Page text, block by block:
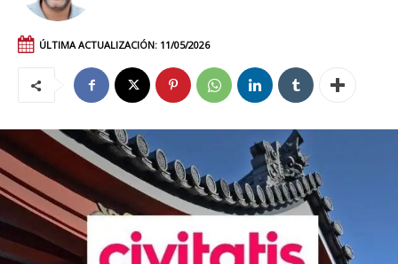
ÚLTIMA ACTUALIZACIÓN: 11/05/2026